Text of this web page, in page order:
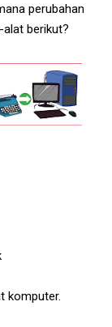
perubahan
berikut?
komputer.